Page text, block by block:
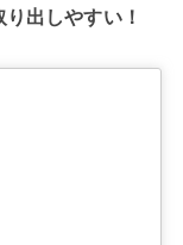
出しやすい！